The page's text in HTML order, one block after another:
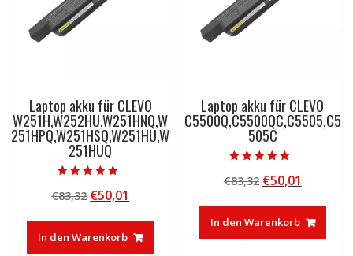
Laptop akku für CLEVO
W251H,W252HU,W251HNQ,W
251HPQ,W251HSQ,W251HU,W
251HUQ
5.00
von 5
€83,32 Ursprünglicher
war:
€83,32
€50,01
ist:
€50,01.
In den Warenkorb
Laptop akku für CLEVO
C5500Q,C5500QC,C5505,C5
505C
5.00
von 5
€83,32 Ursprünglicher
war:
€83,32
€50,01
ist:
€50,01.
In den Warenkorb